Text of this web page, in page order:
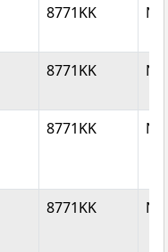
8771KK
8771KK
8771KK
8771KK